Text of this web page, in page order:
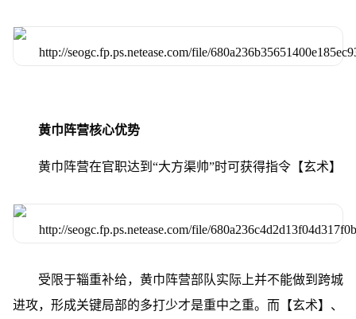
黄巾阵营核心优势
黄巾阵营在官职达到“大方渠帅”时可获得指令【玄术】
受限于辎重补给，黄巾阵营部队实际上并不能做到跨城
进攻，形成关键局部的多打少才是重中之重。而【玄术】、